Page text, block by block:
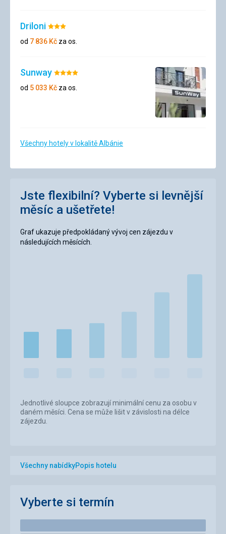
DriloniHodnocení:
3/5
od 7 836 Kč za os.
SunwayHodnocení:
4/5
od 5 033 Kč za os.
Všechny hotely v lokalitě Albánie
Jste flexibilní? Vyberte si levnější
měsíc a ušetřete!
Graf ukazuje předpokládaný vývoj cen zájezdu v
následujících měsících.
Jednotlivé sloupce zobrazují minimální cenu za osobu v
daném měsíci. Cena se může lišit v závislosti na délce
zájezdu.
Všechny nabídkyPopis hotelu
Vyberte si termín